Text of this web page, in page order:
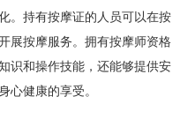
。持有按摩证的人员可以在按
展按摩服务。拥有按摩师资格
识和操作技能，还能够提供安
心健康的享受。